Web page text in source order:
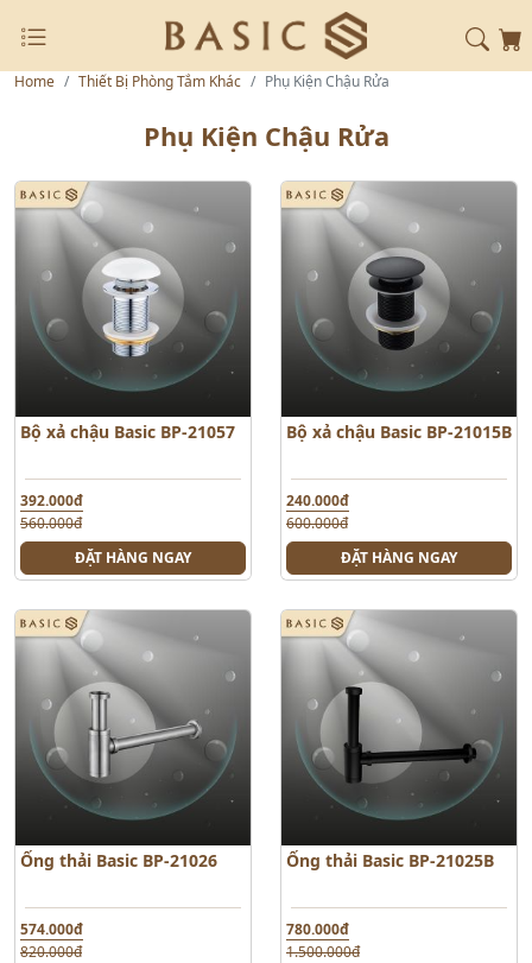
Home Thiết Bị Phòng Tắm Khác Phụ Kiện Chậu Rửa
Phụ Kiện Chậu Rửa
Bộ xả chậu Basic BP-21057
392.000đ
560.000đ
ĐẶT HÀNG NGAY
Bộ xả chậu Basic BP-21015B
240.000đ
600.000đ
ĐẶT HÀNG NGAY
Ống thải Basic BP-21026
574.000đ
820.000đ
Ống thải Basic BP-21025B
780.000đ
1.500.000đ